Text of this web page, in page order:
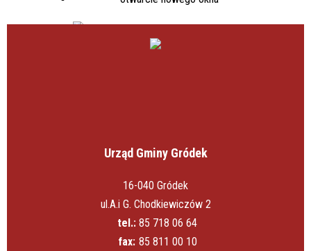
Urząd Gminy Gródek
16-040 Gródek
ul.A.i G. Chodkiewiczów 2
tel.: 85 718 06 64
fax: 85 811 00 10